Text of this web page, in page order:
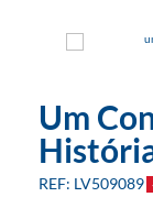
Um
LV509089